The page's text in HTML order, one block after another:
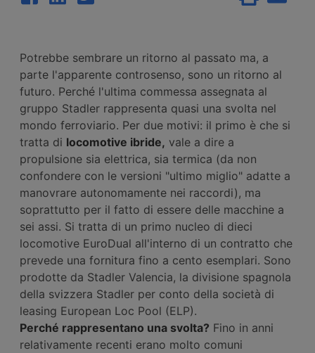
Potrebbe sembrare un ritorno al passato ma, a
parte l'apparente controsenso, sono un ritorno al
futuro. Perché l'ultima commessa assegnata al
gruppo Stadler rappresenta quasi una svolta nel
mondo ferroviario. Per due motivi: il primo è che si
tratta di locomotive ibride, vale a dire a
propulsione sia elettrica, sia termica (da non
confondere con le versioni "ultimo miglio" adatte a
manovrare autonomamente nei raccordi), ma
soprattutto per il fatto di essere delle macchine a
sei assi. Si tratta di un primo nucleo di dieci
locomotive EuroDual all'interno di un contratto che
prevede una fornitura fino a cento esemplari. Sono
prodotte da Stadler Valencia, la divisione spagnola
della svizzera Stadler per conto della società di
leasing European Loc Pool (ELP).
Perché rappresentano una svolta? Fino in anni
relativamente recenti erano molto comuni